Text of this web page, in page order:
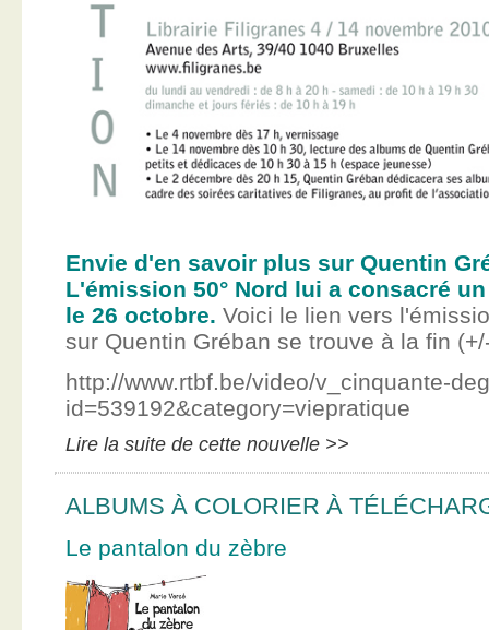
Envie d'en savoir plus sur Quentin
L'émission 50° Nord lui a consacré
le 26 octobre. Voici le lien vers
sur Quentin Gréban se trouve à la fin
http://www.rtbf.be/video/v_cinquante-
id=539192&category=viepratique
Lire la suite de cette nouvelle >>
ALBUMS À COLORIER À
Le pantalon du zèbre